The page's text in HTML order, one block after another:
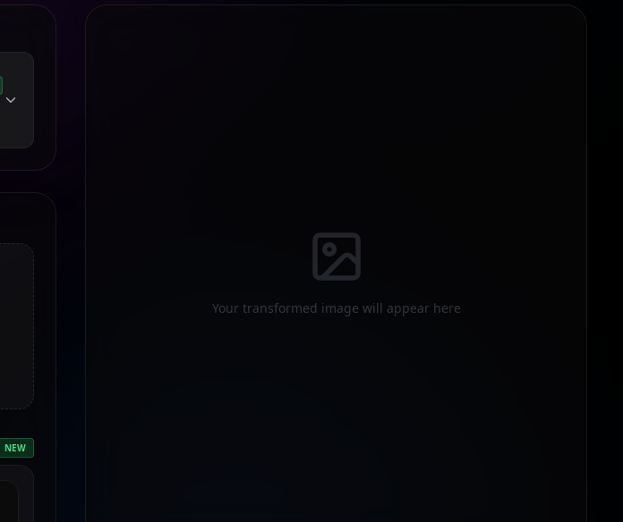
NEW
Your transformed image will appear here